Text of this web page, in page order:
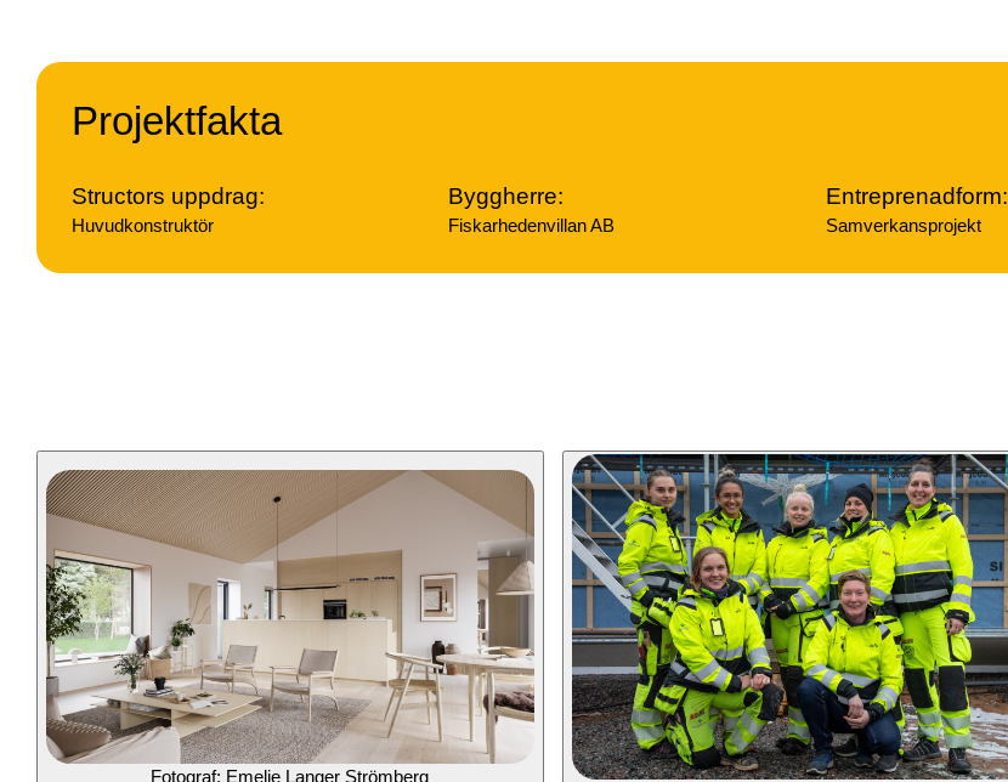
Projektfakta
Structors uppdrag:
Huvudkonstruktör
Byggherre:
Fiskarhedenvillan AB
Entreprenadform:
Samverkansprojekt
Fotograf: Emelie Langer Strömberg